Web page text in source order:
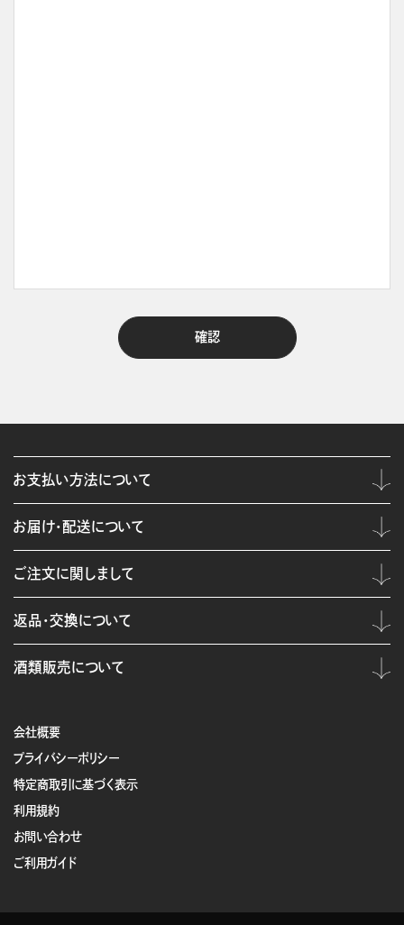
会社概要
プライバシーポリシー
特定商取引に基づく表示
利用規約
お問い合わせ
ご利用ガイド
お支払い方法について
お届け・配送について
ご注文に関しまして
返品・交換について
酒類販売について